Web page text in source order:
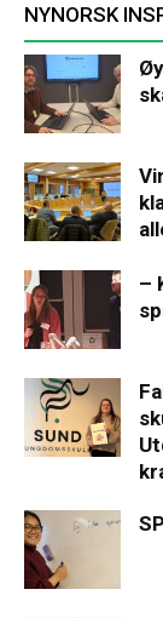
NYNORSK
–